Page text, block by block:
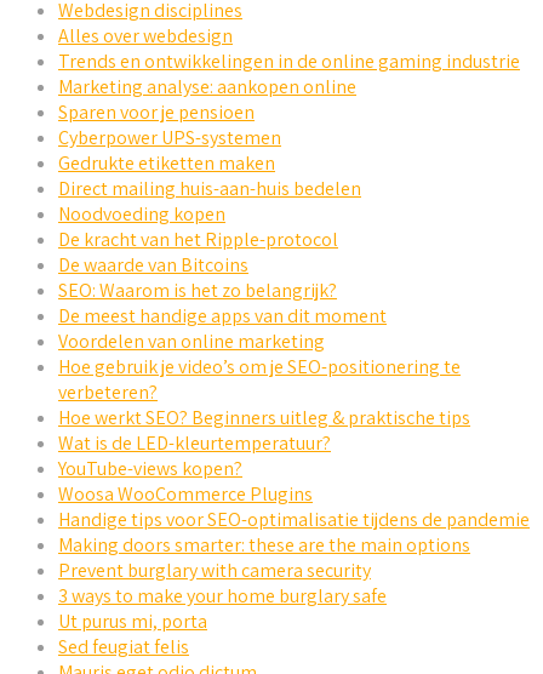
Webdesign disciplines
Alles over webdesign
Trends en ontwikkelingen in de online gaming industrie
Marketing analyse: aankopen online
Sparen voor je pensioen
Cyberpower UPS-systemen
Gedrukte etiketten maken
Direct mailing huis-aan-huis bedelen
Noodvoeding kopen
De kracht van het Ripple-protocol
De waarde van Bitcoins
SEO: Waarom is het zo belangrijk?
De meest handige apps van dit moment
Voordelen van online marketing
Hoe gebruik je video’s om je SEO-positionering te
verbeteren?
Hoe werkt SEO? Beginners uitleg & praktische tips
Wat is de LED-kleurtemperatuur?
YouTube-views kopen?
Woosa WooCommerce Plugins
Handige tips voor SEO-optimalisatie tijdens de pandemie
Making doors smarter: these are the main options
Prevent burglary with camera security
3 ways to make your home burglary safe
Ut purus mi, porta
Sed feugiat felis